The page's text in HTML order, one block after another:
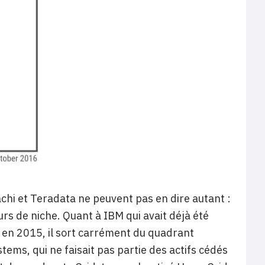
et Teradata ne peuvent pas en dire autant :
de niche. Quant à IBM qui avait déjà été
2015, il sort carrément du quadrant
qui ne faisait pas partie des actifs cédés